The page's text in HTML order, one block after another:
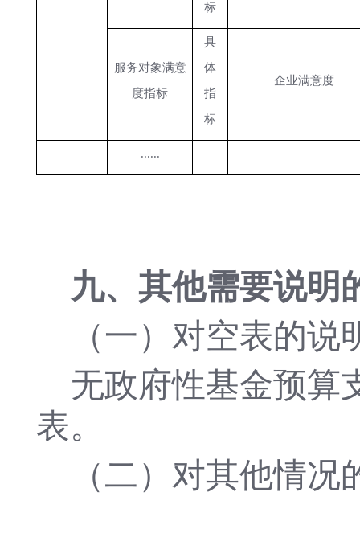
标
服务对象满意
度指标
具
体
指
标
企业满意度
......
九、其他需要说明
（一）对空表的说
无政府性基金预算
表。
（二）对其他情况